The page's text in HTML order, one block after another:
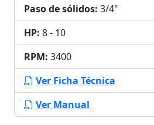
Paso de sólidos: 3/4"
HP: 8 - 10
RPM: 3400
Ver Ficha Técnica
Ver Manual